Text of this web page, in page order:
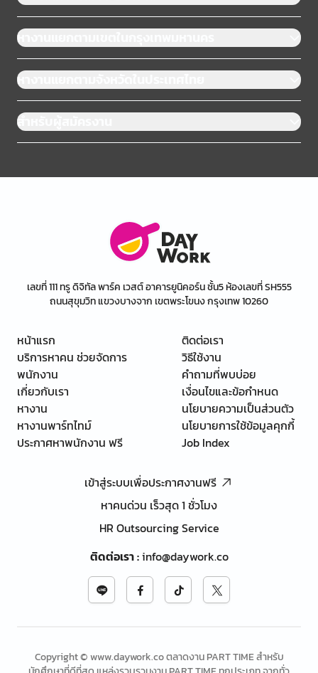
หางานแยกตามเขตในกรุงเทพมหานคร
หางานแยกตามจังหวัดในประเทศไทย
สำหรับผู้สมัครงาน
เลขที่ 111 ทรู ดิจิทัล พาร์ค เวสต์ อาคารยูนิคอร์น ชั้น5 ห้องเลขที่ SH555
ถนนสุขุมวิท แขวงบางจาก เขตพระโขนง กรุงเทพ 10260
หน้าแรก
บริการหาคน ช่วยจัดการ
พนักงาน
เกี่ยวกับเรา
หางาน
หางานพาร์ทไทม์
ประกาศหาพนักงาน ฟรี
ติดต่อเรา
วิธีใช้งาน
คำถามที่พบบ่อย
เงื่อนไขและข้อกำหนด
นโยบายความเป็นส่วนตัว
นโยบายการใช้ข้อมูลคุกกี้
Job Index
เข้าสู่ระบบเพื่อประกาศงานฟรี
หาคนด่วน เร็วสุด 1 ชั่วโมง
HR Outsourcing Service
ติดต่อเรา:info@daywork.co
Copyright © www.daywork.co ตลาดงาน PART TIME สำหรับ